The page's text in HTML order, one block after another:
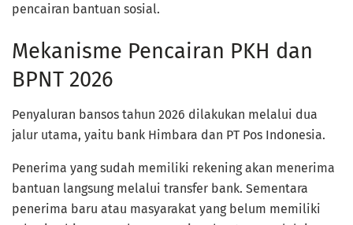
pencairan bantuan sosial.
Mekanisme Pencairan PKH dan
BPNT 2026
Penyaluran bansos tahun 2026 dilakukan melalui dua
jalur utama, yaitu bank Himbara dan PT Pos Indonesia.
Penerima yang sudah memiliki rekening akan menerima
bantuan langsung melalui transfer bank. Sementara
penerima baru atau masyarakat yang belum memiliki